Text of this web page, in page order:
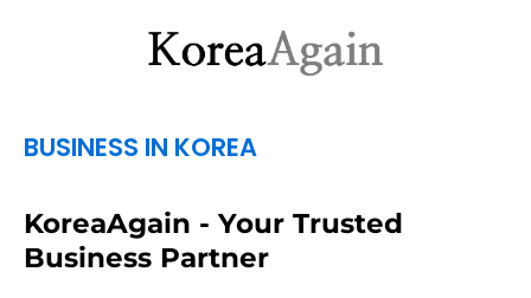
BUSINESS IN KOREA
KoreaAgain - Your Trusted
Business Partner